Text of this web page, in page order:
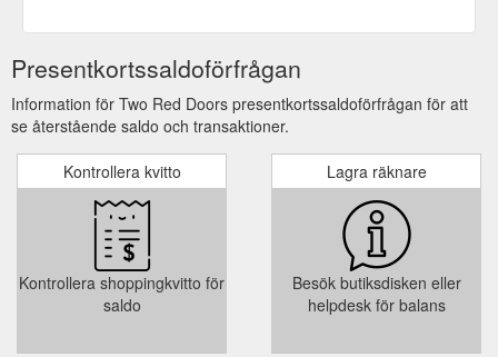
Presentkortssaldoförfrågan
Information för Two Red Doors presentkortssaldoförfrågan för att
se återstående saldo och transaktioner.
Kontrollera kvitto
Kontrollera shoppingkvitto för
saldo
Lagra räknare
Besök butiksdisken eller
helpdesk för balans